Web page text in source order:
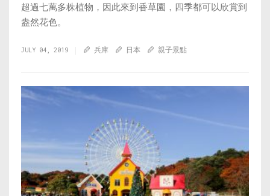
超過七萬多株植物，因此來到香草園，四季都可以欣賞到
盎然花色。
JULY 04, 2019 兵庫 日本 親子景點